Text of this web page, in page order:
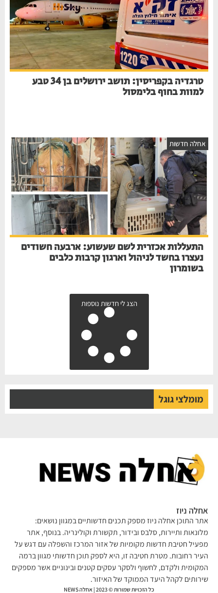
טרגדיה בקפריסין: תושב ירושלים בן 34 טבע
למוות בחוף בלימסול
אחלה חדשות
התעללות אכזרית לשם שעשוע: ארבעה חשודים
נעצרו בחשד לניהול וארגון קרבות כלבים
בשומרון
הצג לי חדשות נוספות
מומלצי גוגל
אחלה ניוז
אתר התוכן אחלה ניוז מספק תכנים חדשותיים במגוון נושאים:
מלונאות ותיירות, סלבס ובידור, תקשורת וקולינריה. בנוסף, אתר
מפעיל חטיבת חדשות מקומיות של אזור המרכז והשפלה עם דגש על
העיר רחובות. מטרת חטיבה זו, היא לספק תוכן חדשותי מגוון ברמה
המקומית ולקדם, לחשוף ולסקר עסקים קטנים ובינוניים אשר מספקים
שירותים לקהל היעד הממוקד של האיזור.
כל הזכויות שמורות © 2023 | אחלה NEWS